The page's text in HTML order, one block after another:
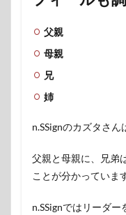
父親
母親
兄
姉
n.SSignのカズタさん
父親と母親に、兄弟
ことが分かっていま
n.SSignではリーダ